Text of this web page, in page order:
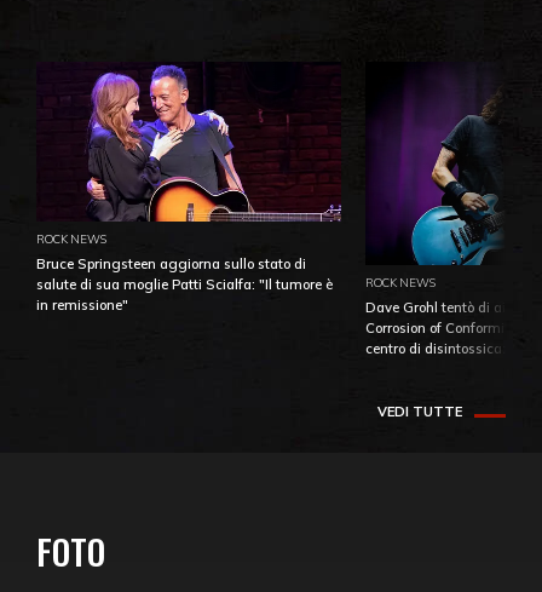
ROCK NEWS
Bruce Springsteen aggiorna sullo stato di
salute di sua moglie Patti Scialfa: "Il tumore è
in remissione"
ROCK NEWS
Dave Grohl tentò di
Corrosion of Conformity
centro di
VEDI TUTTE
FOTO